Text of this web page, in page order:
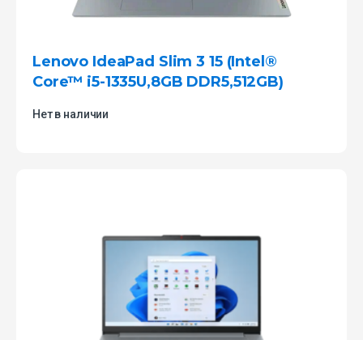
Lenovo IdeaPad Slim 3 15 (Intel®
Core™ i5-1335U,8GB DDR5,512GB)
Нет в наличии